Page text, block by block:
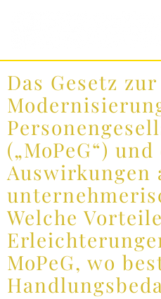
Das Gesetz zur
(„MoPeG“)
Auswirkungen
Welche
MoPeG, wo